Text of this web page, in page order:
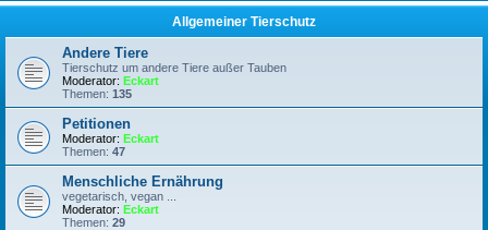
Allgemeiner Tierschutz
Andere Tiere
Tierschutz um andere Tiere außer Tauben
Moderator: Eckart
Themen: 135
Petitionen
Moderator: Eckart
Themen: 47
Menschliche Ernährung
vegetarisch, vegan ...
Moderator: Eckart
Themen: 29